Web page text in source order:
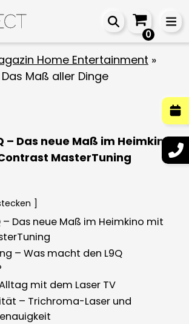
0
Home Entertainment »
Das Maß aller Dinge
– Das neue Maß im Heimkino
MasterTuning
– Das neue Maß im Heimkino mit
– Was macht den L9Q
mit dem Laser TV
– Trichroma-Laser und